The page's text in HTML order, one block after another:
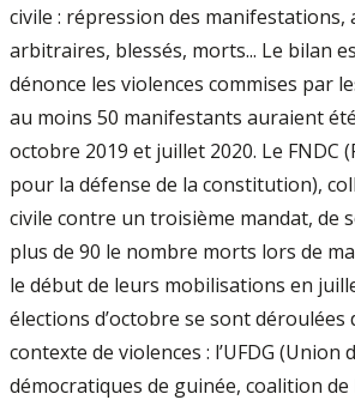
civile : répression des
arbitraires, blessés, morts... Le bilan
dénonce les violences commises par
au moins 50 manifestants auraient
octobre 2019 et juillet 2020. Le FNDC
pour la défense de la constitution),
civile contre un troisième mandat, de
plus de 90 le nombre morts lors de
le début de leurs mobilisations en
élections d’octobre se sont déroulées
contexte de violences : l’UFDG (Union
démocratiques de guinée, coalition de